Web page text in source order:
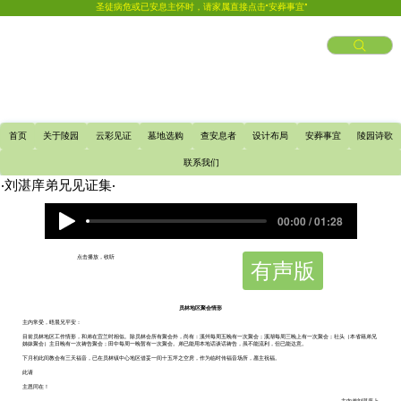
圣徒病危或已安息主怀时，请家属直接点击“安葬事宜”
首页 关于陵园 云彩见证 墓地选购 查安息者 设计布局 安葬事宜 陵园诗歌
联系我们
​·刘湛庠弟兄见证集·
00:00 / 01:28
点击播放，收听 有声版
员林地区聚会情形
主内常受，晤晨兄平安：
目前员林地区工作情形，和弟在宜兰时相似。除员林会所有聚会外，尚有：溪州每周五晚有一次聚会；溪湖每周三晚上有一次聚会；社头（本省籍弟兄
姊妹聚会）主日晚有一次祷告聚会；田中每周一晚暂有一次聚会。弟已能用本地话谈话祷告，虽不能流利，但已能达意。
下月初此间教会有三天福音，已在员林镇中心地区借妥一间十五坪之空房，作为临时传福音场所，愿主祝福。
此请
主恩同在！